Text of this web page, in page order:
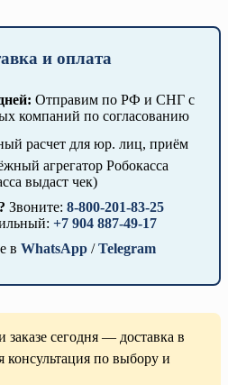
и оплата
Отправим по РФ и СНГ с
компаний по согласованию
расчет для юр. лиц, приём
агрегатор Робокасса
выдаст чек)
Звоните: 8-800-201-83-25
+7 904 887-49-17
в WhatsApp /Telegram
заказе сегодня — доставка в
консультация по выбору и